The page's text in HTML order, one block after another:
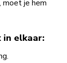
moet je hem
in elkaar: